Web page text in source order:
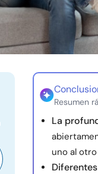
Resumen
La
uno al